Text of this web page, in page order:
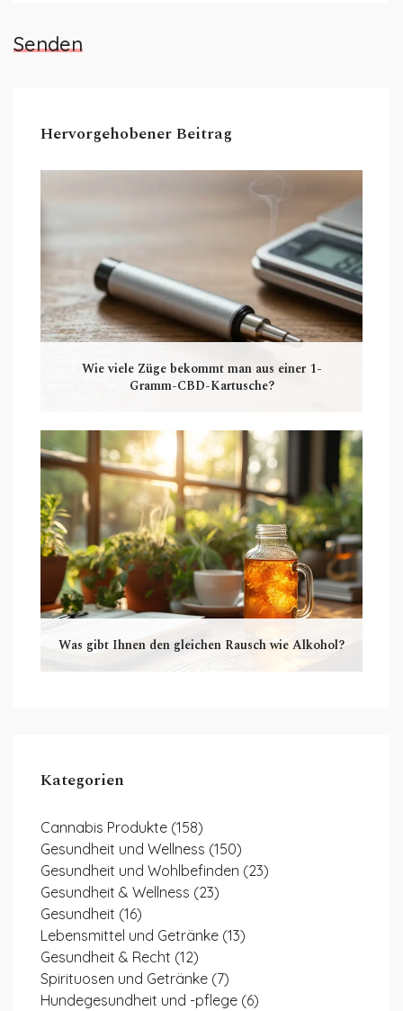
Senden
Hervorgehobener Beitrag
Wie viele Züge bekommt man aus einer 1-
Gramm-CBD-Kartusche?
Was gibt Ihnen den gleichen Rausch wie Alkohol?
Kategorien
Cannabis Produkte (158)
Gesundheit und Wellness (150)
Gesundheit und Wohlbefinden (23)
Gesundheit & Wellness (23)
Gesundheit (16)
Lebensmittel und Getränke (13)
Gesundheit & Recht (12)
Spirituosen und Getränke (7)
Hundegesundheit und -pflege (6)